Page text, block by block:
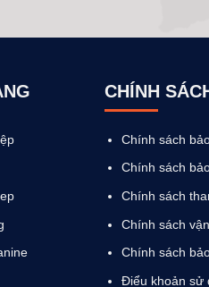
CHÍNH
Chính sách
Chính sách
Chính sách
Chính sách
Chính sách
Điểu khoản sử